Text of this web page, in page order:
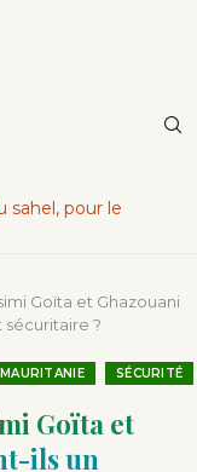
sahel, pour le
Goïta et Ghazouani
?
MAURITANIE SÉCURITÉ
Goïta et
ils un